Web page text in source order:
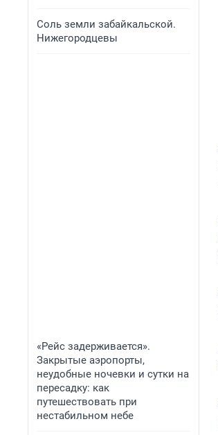
Соль земли забайкальской.
Нижегородцевы
«Рейс задерживается».
Закрытые аэропорты,
неудобные ночевки и сутки на
пересадку: как
путешествовать при
нестабильном небе